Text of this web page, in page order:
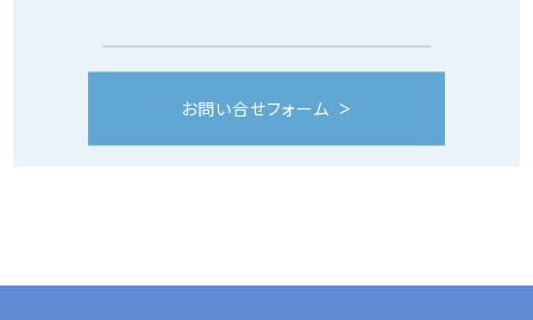
お問い合せフォーム